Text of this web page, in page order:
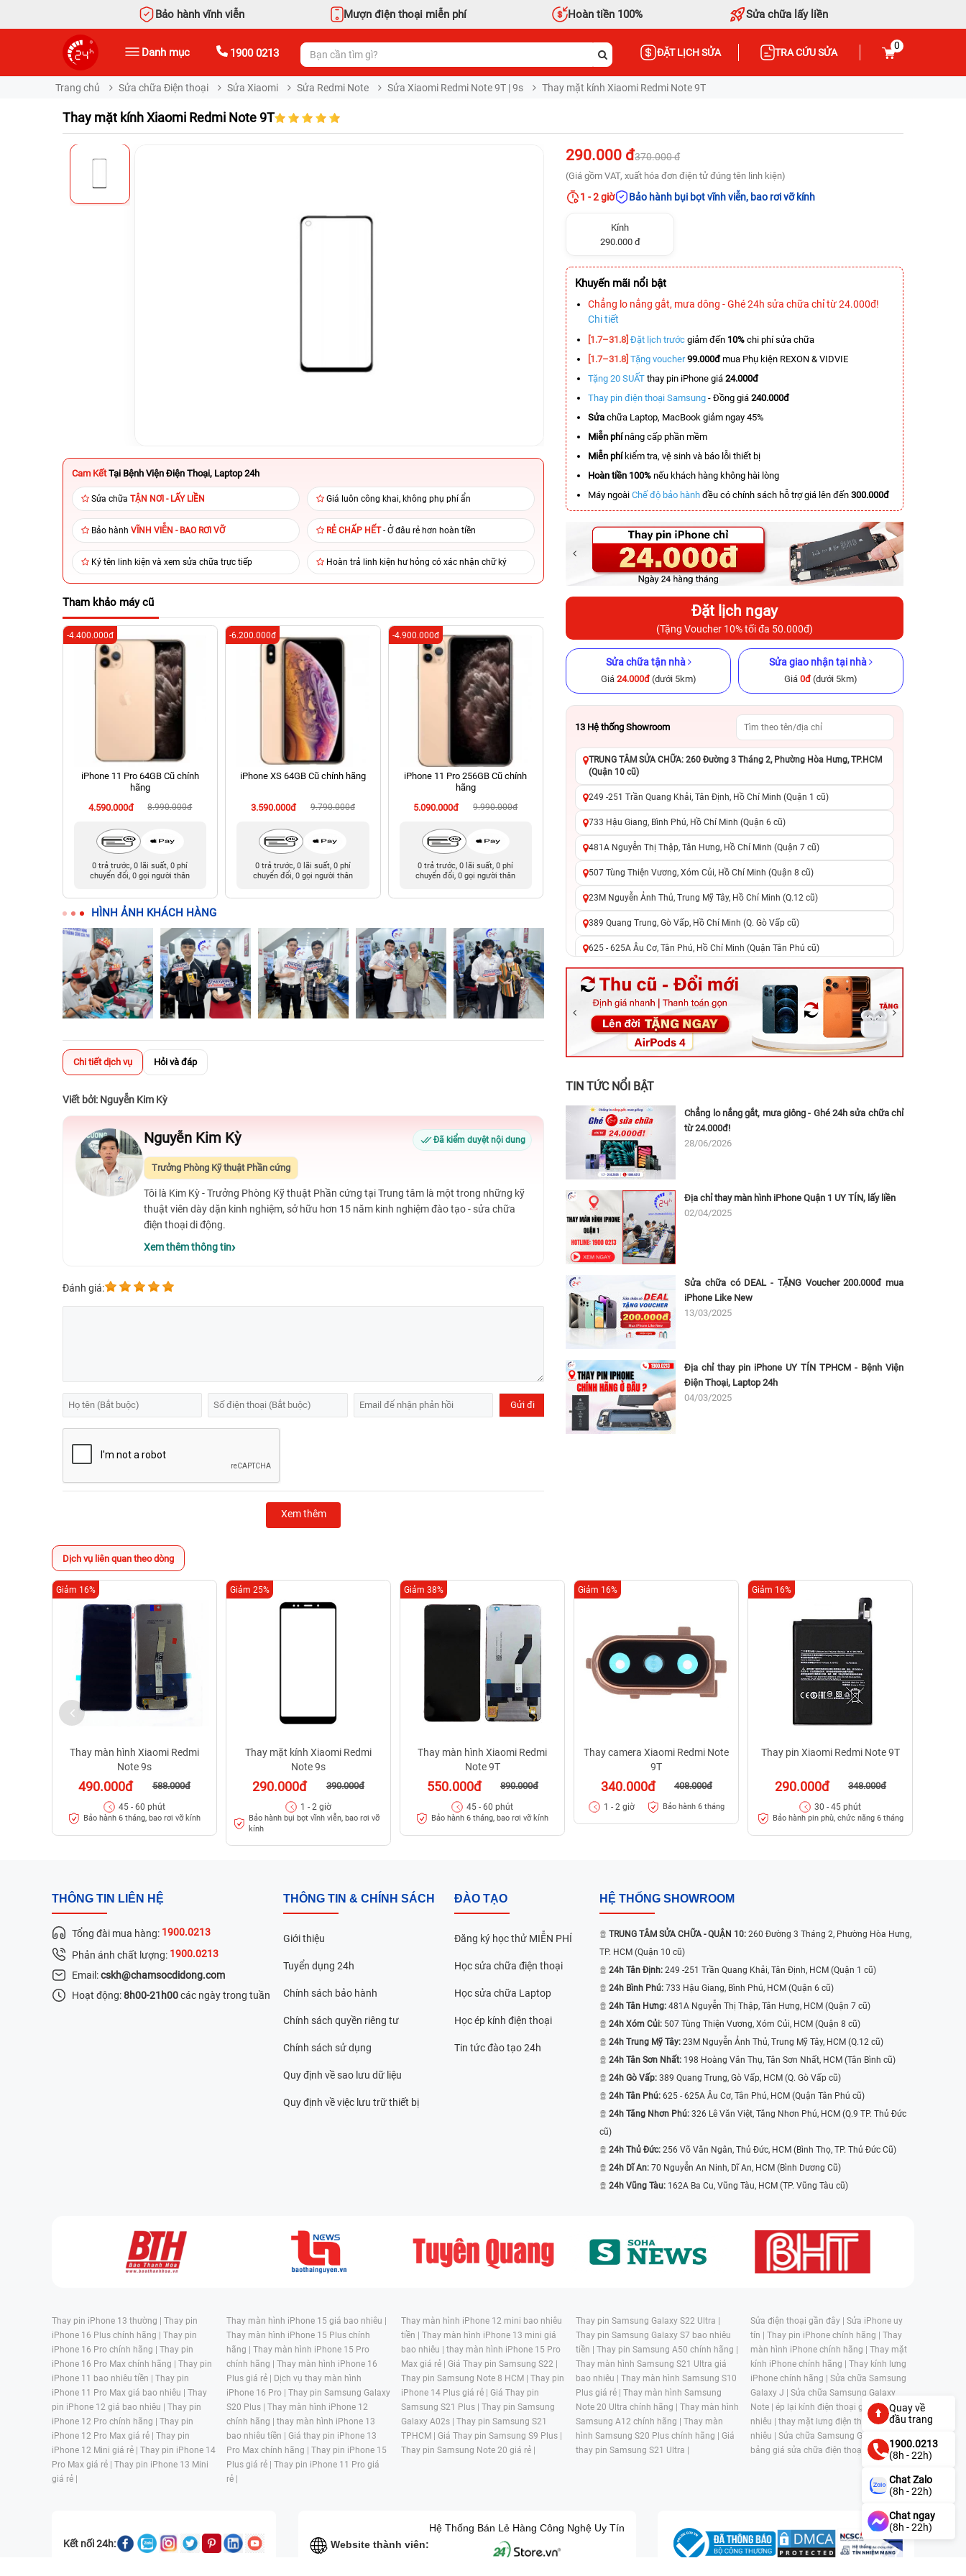
Bảo hành vĩnh viễn Mượn điện thoại miễn phí Hoàn tiền 100% Sửa chữa lấy liền
Danh mục 1900 0213 ĐẶT LỊCH SỬA TRA CỨU SỬA
0
Trang chủ Sửa chữa Điện thoại Sửa Xiaomi Sửa Redmi Note Sửa Xiaomi Redmi Note 9T | 9s Thay mặt kính Xiaomi Redmi Note 9T
Thay mặt kính Xiaomi Redmi Note 9T
Cam Kết Tại Bệnh Viện Điện Thoại, Laptop 24h
Sửa chữa TẬN NƠI - LẤY LIỀN Giá luôn công khai, không phụ phí ẩn
Bảo hành VĨNH VIỄN - BAO RƠI VỠ RẺ CHẤP HẾT- Ở đâu rẻ hơn hoàn tiền
Ký tên linh kiện và xem sửa chữa trực tiếp Hoàn trả linh kiện hư hỏng có xác nhận chữ ký
Tham khảo máy cũ
iPhone 11 Pro 64GB Cũ chính
hãng
4.590.000đ
8.990.000đ
-4.400.000đ
0 trả trước, 0 lãi suất, 0 phí
chuyển đổi, 0 gọi người thân
iPhone XS 64GB Cũ chính hãng
3.590.000đ 9.790.000đ
-6.200.000đ
0 trả trước, 0 lãi suất, 0 phí
chuyển đổi, 0 gọi người thân
iPhone 11 Pro 256GB Cũ chính
hãng
5.090.000đ
9.990.000đ
-4.900.000đ
0 trả trước, 0 lãi suất, 0 phí
chuyển đổi, 0 gọi người thân
iPhone 14 Plus 128GB Cũ chính
hãng
9.490.000đ
13.990.000đ
-4.500.000đ
chuyển đổi, 0 gọi người thân
chính hãng
9.490.000đ
14.990.000đ
-5.500.000đ
chuyển đổi, 0 gọi người thân
-5.500.000đ
HÌNH ẢNH KHÁCH HÀNG
Chi tiết dịch vụ Hỏi và đáp
Viết bởi: Nguyễn Kim Kỳ
Nguyễn Kim Kỳ Đã kiểm duyệt nội dung
Trưởng Phòng Kỹ thuật Phần cứng
Tôi là Kim Kỳ - Trưởng Phòng Kỹ thuật Phần cứng tại Trung tâm là một trong những kỹ
thuật viên dày dặn kinh nghiệm, sở hữu hơn 15 năm kinh nghiệm đào tạo - sửa chữa
điện thoại di động.
Xem thêm thông tin
Đánh giá:
Xem thêm
290.000 đ370.000 đ
(Giá gồm VAT, xuất hóa đơn điện tử đúng tên linh kiện)
1 - 2 giờ Bảo hành bụi bọt vĩnh viễn, bao rơi vỡ kính
Kính
290.000 đ
Khuyến mãi nổi bật
Chẳng lo nắng gắt, mưa dông - Ghé 24h sửa chữa chỉ từ 24.000đ!
Chi tiết
[1.7–31.8] Đặt lịch trước giảm đến 10% chi phí sửa chữa
[1.7–31.8] Tặng voucher 99.000đmua Phụ kiện REXON & VIDVIE
Tặng 20 SUẤT thay pin iPhone giá 24.000đ
Thay pin điện thoại Samsung - Đồng giá 240.000đ
Sửa chữa Laptop, MacBook giảm ngay 45%
Miễn phínâng cấp phần mềm
Miễn phíkiểm tra, vệ sinh và báo lỗi thiết bị
Hoàn tiền 100% nếu khách hàng không hài lòng
Máy ngoài Chế độ bảo hành đều có chính sách hỗ trợ giá lên đến 300.000đ
Đặt lịch ngay
(Tặng Voucher 10% tối đa 50.000đ)
Sửa chữa tận nhà
Giá 24.000đ(dưới 5km)
Sửa giao nhận tại nhà
Giá 0đ(dưới 5km)
13 Hệ thống Showroom
TRUNG TÂM SỬA CHỮA: 260 Đường 3 Tháng 2, Phường Hòa Hưng, TP.HCM
(Quận 10 cũ)
249 -251 Trần Quang Khải, Tân Định, Hồ Chí Minh (Quận 1 cũ)
733 Hậu Giang, Bình Phú, Hồ Chí Minh (Quận 6 cũ)
481A Nguyễn Thị Thập, Tân Hưng, Hồ Chí Minh (Quận 7 cũ)
507 Tùng Thiện Vương, Xóm Củi, Hồ Chí Minh (Quận 8 cũ)
23M Nguyễn Ảnh Thủ, Trung Mỹ Tây, Hồ Chí Minh (Q.12 cũ)
389 Quang Trung, Gò Vấp, Hồ Chí Minh (Q. Gò Vấp cũ)
625 - 625A Âu Cơ, Tân Phú, Hồ Chí Minh (Quận Tân Phú cũ)
326 Lê Văn Việt, Tăng Nhơn Phú, Hồ Chí Minh (Q.9 TP. Thủ Đức cũ)
256 Võ Văn Ngân, Thủ Đức, Hồ Chí Minh (Bình Thọ, TP. Thủ Đức Cũ)
70 Nguyễn An Ninh, Dĩ An, Hồ Chí Minh (Bình Dương Cũ)
24h Vũng Tàu: 162A Ba Cu, Vũng Tàu, Hồ Chí Minh (TP. Vũng Tàu cũ)
TIN TỨC NỔI BẬT
Chẳng lo nắng gắt, mưa giông - Ghé 24h sửa chữa chỉ
từ 24.000đ!
28/06/2026
Địa chỉ thay màn hình iPhone Quận 1 UY TÍN, lấy liền
02/04/2025
Sửa chữa có DEAL - TẶNG Voucher 200.000đ mua
iPhone Like New
13/03/2025
Địa chỉ thay pin iPhone UY TÍN TPHCM - Bệnh Viện
Điện Thoại, Laptop 24h
04/03/2025
Dịch vụ liên quan theo dòng
Thay màn hình Xiaomi Redmi
Note 9s
490.000đ 588.000đ
Giảm 16%
45 - 60 phút
Bảo hành 6 tháng, bao rơi vỡ kính
Thay mặt kính Xiaomi Redmi
Note 9s
290.000đ 390.000đ
Giảm 25%
1 - 2 giờ
Bảo hành bụi bọt vĩnh viễn, bao rơi vỡ
kính
Thay màn hình Xiaomi Redmi
Note 9T
550.000đ 890.000đ
Giảm 38%
45 - 60 phút
Bảo hành 6 tháng, bao rơi vỡ kính
Thay camera Xiaomi Redmi Note
9T
340.000đ 408.000đ
Giảm 16%
1 - 2 giờ Bảo hành 6 tháng
Thay pin Xiaomi Redmi Note 9T
290.000đ 348.000đ
Giảm 16%
30 - 45 phút
Bảo hành pin phù, chức năng 6 tháng
THÔNG TIN LIÊN HỆ
Tổng đài mua hàng: 1900.0213
Phản ánh chất lượng: 1900.0213
Email:cskh@chamsocdidong.com
Hoạt động:8h00-21h00các ngày trong tuần
THÔNG TIN & CHÍNH SÁCH
Giới thiệu
Tuyển dụng 24h
Chính sách bảo hành
Chính sách quyền riêng tư
Chính sách sử dụng
Quy định về sao lưu dữ liệu
Quy định về việc lưu trữ thiết bị
ĐÀO TẠO
Đăng ký học thử MIỄN PHÍ
Học sửa chữa điện thoại
Học sửa chữa Laptop
Học ép kính điện thoại
Tin tức đào tạo 24h
HỆ THỐNG SHOWROOM
TRUNG TÂM SỬA CHỮA - QUẬN 10: 260 Đường 3 Tháng 2, Phường Hòa Hưng,
TP. HCM (Quận 10 cũ)
24h Tân Định: 249 -251 Trần Quang Khải, Tân Định, HCM (Quận 1 cũ)
24h Bình Phú: 733 Hậu Giang, Bình Phú, HCM (Quận 6 cũ)
24h Tân Hưng: 481A Nguyễn Thị Thập, Tân Hưng, HCM (Quận 7 cũ)
24h Xóm Củi: 507 Tùng Thiện Vương, Xóm Củi, HCM (Quận 8 cũ)
24h Trung Mỹ Tây: 23M Nguyễn Ảnh Thủ, Trung Mỹ Tây, HCM (Q.12 cũ)
24h Tân Sơn Nhất: 198 Hoàng Văn Thụ, Tân Sơn Nhất, HCM (Tân Bình cũ)
24h Gò Vấp: 389 Quang Trung, Gò Vấp, HCM (Q. Gò Vấp cũ)
24h Tân Phú: 625 - 625A Âu Cơ, Tân Phú, HCM (Quận Tân Phú cũ)
24h Tăng Nhơn Phú: 326 Lê Văn Việt, Tăng Nhơn Phú, HCM (Q.9 TP. Thủ Đức
cũ)
24h Thủ Đức: 256 Võ Văn Ngân, Thủ Đức, HCM (Bình Thọ, TP. Thủ Đức Cũ)
24h Dĩ An: 70 Nguyễn An Ninh, Dĩ An, HCM (Bình Dương Cũ)
24h Vũng Tàu: 162A Ba Cu, Vũng Tàu, HCM (TP. Vũng Tàu cũ)
Thay pin iPhone 13 thường | Thay pin
iPhone 16 Plus chính hãng | Thay pin
iPhone 16 Pro chính hãng | Thay pin
iPhone 16 Pro Max chính hãng | Thay pin
iPhone 11 bao nhiêu tiền | Thay pin
iPhone 11 Pro Max giá bao nhiêu | Thay
pin iPhone 12 giá bao nhiêu | Thay pin
iPhone 12 Pro chính hãng | Thay pin
iPhone 12 Pro Max giá rẻ | Thay pin
iPhone 12 Mini giá rẻ | Thay pin iPhone 14
Pro Max giá rẻ | Thay pin iPhone 13 Mini
giá rẻ |
Thay màn hình iPhone 15 giá bao nhiêu |
Thay màn hình iPhone 15 Plus chính
hãng | Thay màn hình iPhone 15 Pro
chính hãng | Thay màn hình iPhone 16
Plus giá rẻ | Dịch vụ thay màn hình
iPhone 16 Pro | Thay pin Samsung Galaxy
S20 Plus | Thay màn hình iPhone 12
chính hãng | thay màn hình iPhone 13
bao nhiêu tiền | Giá thay pin iPhone 13
Pro Max chính hãng | Thay pin iPhone 15
Plus giá rẻ | Thay pin iPhone 11 Pro giá
rẻ |
Thay màn hình iPhone 12 mini bao nhiêu
tiền | Thay màn hình iPhone 13 mini giá
bao nhiêu | thay màn hình iPhone 15 Pro
Max giá rẻ | Giá Thay pin Samsung S22 |
Thay pin Samsung Note 8 HCM | Thay pin
iPhone 14 Plus giá rẻ | Giá Thay pin
Samsung S21 Plus | Thay pin Samsung
Galaxy A02s | Thay pin Samsung S21
TPHCM | Giá Thay pin Samsung S9 Plus |
Thay pin Samsung Note 20 giá rẻ |
Thay pin Samsung Galaxy S22 Ultra |
Thay pin Samsung Galaxy S7 bao nhiêu
tiền | Thay pin Samsung A50 chính hãng |
Thay màn hình Samsung S21 Ultra giá
bao nhiêu | Thay màn hình Samsung S10
Plus giá rẻ | Thay màn hình Samsung
Note 20 Ultra chính hãng | Thay màn hình
Samsung A12 chính hãng | Thay màn
hình Samsung S20 Plus chính hãng | Giá
thay pin Samsung S21 Ultra |
Sửa điện thoại gần đây | Sửa iPhone uy
tín | Thay pin iPhone chính hãng | Thay
màn hình iPhone chính hãng | Thay mặt
kính iPhone chính hãng | Thay kính lưng
iPhone chính hãng | Sửa chữa Samsung
Galaxy J | Sửa chữa Samsung Galaxy
Note | ép lại kính điện thoại giá bao
nhiêu | thay mặt lưng điện thoại giá bao
nhiêu | Sửa chữa Samsung Galaxy S |
bảng giá sửa chữa điện thoại samsung |
Kết nối 24h: Website thành viên:
Hệ Thống Bán Lẻ Hàng Công Nghệ Uy Tín
Quay về
đầu trang
1900.0213
(8h - 22h)
Chat Zalo
(8h - 22h)
Chat ngay
(8h - 22h)